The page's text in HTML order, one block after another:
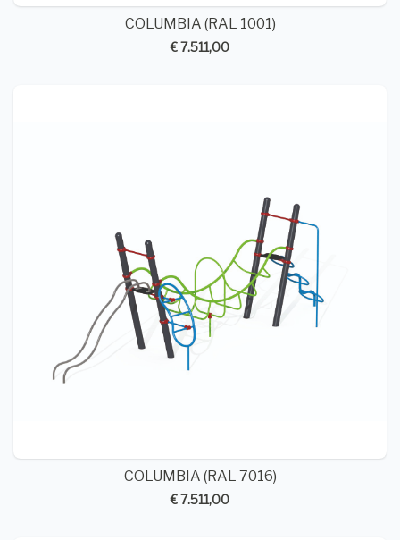
COLUMBIA (RAL 1001)
€ 7.511,00
COLUMBIA (RAL 7016)
€ 7.511,00